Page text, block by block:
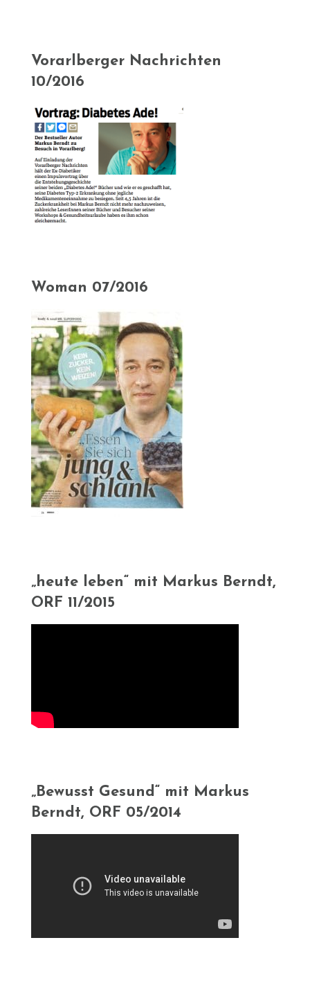
Vorarlberger Nachrichten
10/2016
Woman 07/2016
„heute leben“ mit Markus Berndt,
ORF 11/2015
„Bewusst Gesund“ mit Markus
Berndt, ORF 05/2014